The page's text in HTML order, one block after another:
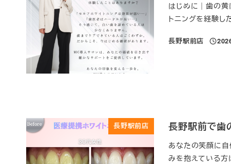
はじめに｜歯の黄
トニングを経験
長野駅前店
投稿日
長野駅前店 長野駅前で歯
あなたの笑顔に自
みを抱えている方